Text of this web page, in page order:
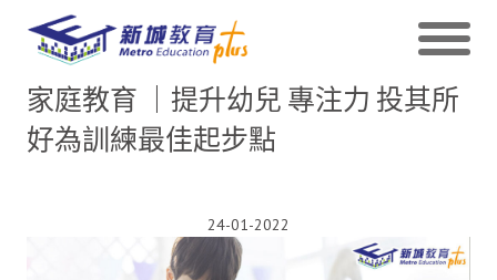
家庭教育 ｜提升幼兒 專注力 投其所
好為訓練最佳起步點
24-01-2022